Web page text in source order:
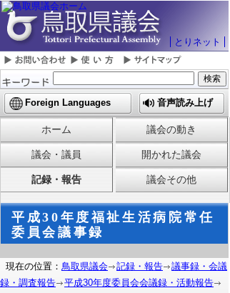
とりネット
Foreign Languages 音声読み上げ
ホーム 議会の動き
議会・議員 開かれた議会
記録・報告 議会その他
平成30年度福祉生活病院常任
委員会議事録
現在の位置： 鳥取県議会 記録・報告
議事録・会議
録・調査報告
平成30年度委員会会議録・活動報告